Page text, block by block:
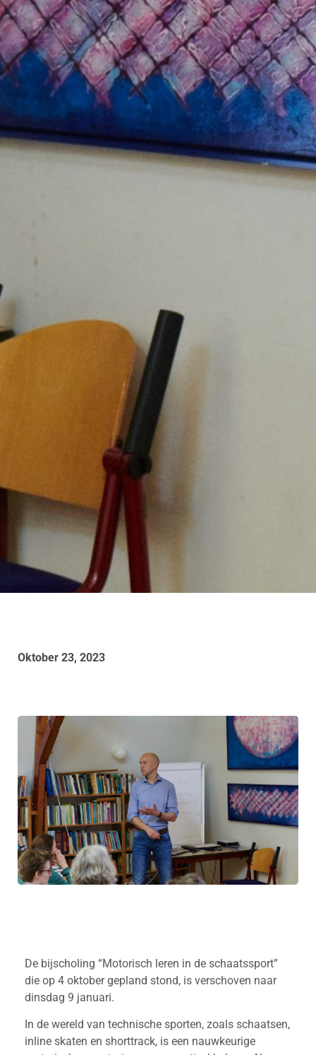
Oktober 23, 2023
De bijscholing “Motorisch leren in de schaatssport”
die op 4 oktober gepland stond, is verschoven naar
dinsdag 9 januari.
In de wereld van technische sporten, zoals schaatsen,
inline skaten en shorttrack, is een nauwkeurige